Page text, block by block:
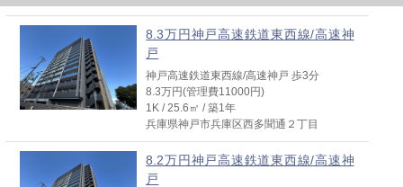
戸
神戸高速鉄道東西線/高速神戸 歩3分
8.2万円(管理費11000円)
兵庫県神戸市兵庫区西多聞通２丁目
8.2万円神戸高速鉄道東西線/高速神
神戸高速鉄道東西線/高速神戸 歩3分
8.2万円(管理費11000円)
8.3万円神戸高速鉄道東西線/高速神
戸
神戸高速鉄道東西線/高速神戸 歩3分
8.3万円(管理費11000円)
1K / 25.6㎡ / 築1年
兵庫県神戸市兵庫区西多聞通２丁目
8.2万円神戸高速鉄道東西線/高速神
戸